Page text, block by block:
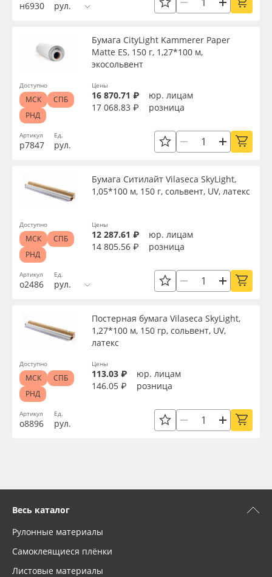
н6930 рул.
Артикул
р7847
Бумага CityLight Kammerer Paper
Matte ES, 150 г, 1,27*100 м,
экосольвент
Ед.
рул.
Цены
16 870.71 ₽
юр. лицам
17 068.83 ₽
розница
Доступно
МСК
СПБ
РНД
Артикул
о2486
Бумага Ситилайт Vilaseca SkyLight,
1,05*100 м, 150 г, сольвент, UV, латекс
Ед.
рул.
Цены
12 287.61 ₽
юр. лицам
14 805.56 ₽
розница
Доступно
МСК
СПБ
РНД
Артикул
о8896
Постерная бумага Vilaseca SkyLight,
1,27*100 м, 150 гр, сольвент, UV,
латекс
Ед.
рул.
Цены
113.03 ₽
юр. лицам
146.05 ₽
розница
Доступно
МСК
СПБ
РНД
Весь каталог
Рулонные материалы
Самоклеящиеся плёнки
Листовые материалы